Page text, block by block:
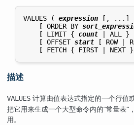
VALUES ( expression [, ...]
    [ ORDER BY
    [ LIMIT {
count | ALL }
    [ OFFSET
start [ ROW |
[ FETCH { FIRST | NEXT
描述
VALUES 计算由值表达式指定的一个行值
把它用来生成一个大型命令内的“常量表”
用。